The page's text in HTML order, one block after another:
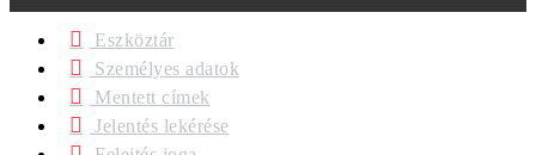
Eszköztár
Személyes adatok
Mentett címek
Jelentés lekérése